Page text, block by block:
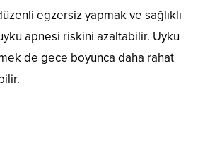
egzersiz yapmak ve sağlıklı
apnesi riskini azaltabilir. Uyku
de gece boyunca daha rahat